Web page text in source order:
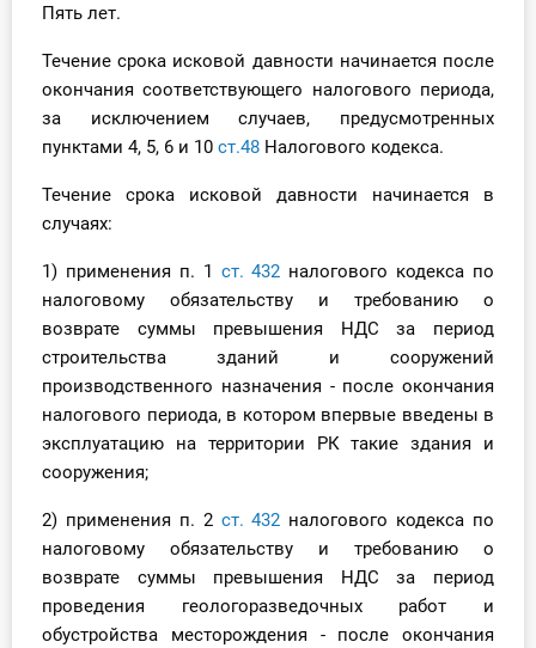
Тарифы
Тестирование для
Пять лет.
Течение срока исковой давности начинается после
окончания соответствующего налогового периода,
за исключением случаев, предусмотренных
пунктами 4, 5, 6 и 10 ст.48 Налогового кодекса.
Течение срока исковой давности начинается в
случаях:
1) применения п. 1 ст. 432 налогового кодекса по
налоговому обязательству и требованию о
возврате суммы превышения НДС за период
строительства зданий и сооружений
производственного назначения - после окончания
налогового периода, в котором впервые введены в
эксплуатацию на территории РК такие здания и
сооружения;
2) применения п. 2 ст. 432 налогового кодекса по
налоговому обязательству и требованию о
возврате суммы превышения НДС за период
проведения геологоразведочных работ и
обустройства месторождения - после окончания